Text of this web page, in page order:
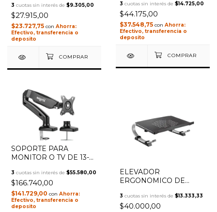
3 cuotas sin interés de $9.305,00
$27.915,00
$23.727,75 con
Efectivo, transferencia o
deposito
3 cuotas sin interés de $14.725,00
$44.175,00
$37.548,75 con
Efectivo, transferencia o
deposito
SOPORTE PARA
MONITOR O TV DE 13-
HASTA 6.5KG CON
AMORTIGUACIÓN
NSSOTVE1
3 cuotas sin interés de $55.580,00
$166.740,00
$141.729,00 con
Efectivo, transferencia o
deposito
ELEVADOR
ERGONOMICO DE
NOTEBOOK DE ACERO
ONEBOX OB-S1
3 cuotas sin interés de $13.333,33
$40.000,00